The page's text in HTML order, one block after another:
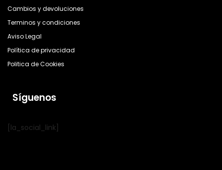
Cambios y devoluciones
Terminos y condiciones
Aviso Legal
Política de privacidad
Politica de Cookies
Síguenos
[la_social_link]